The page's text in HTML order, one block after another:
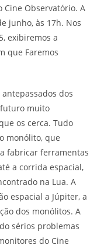
Cine Observatório. A
junho, às 17h. Nos
exibiremos a
que Faremos
dos
muito
os cerca. Tudo
monólito, que
fabricar ferramentas
a corrida espacial,
na Lua. A
espacial a Júpiter, a
dos monólitos. A
sérios problemas
do Cine